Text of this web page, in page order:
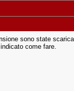
sono state
come fare.